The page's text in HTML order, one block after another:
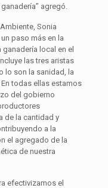
agregó.
Sonia
paso más en la
local en el
las tres aristas
lo son la sanidad, la
todas ellas estamos
del gobierno
de la cantidad y
a la
el agregado de la
de nuestra
efectivizamos el